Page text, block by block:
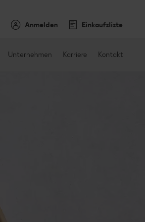
Anmelden Einkaufsliste
Unternehmen Karriere Kontakt